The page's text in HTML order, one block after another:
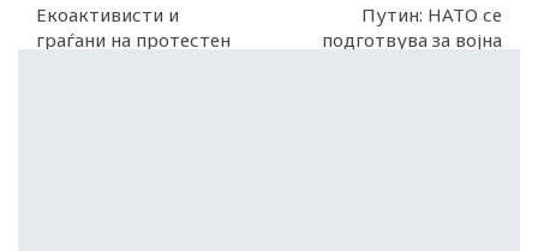
Екоактивисти и
граѓани на протестен
Путин: НАТО се
подготвува за војна